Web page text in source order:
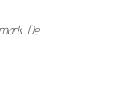
De